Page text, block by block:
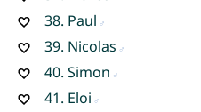
38. Paul
39. Nicolas
40. Simon
41. Eloi